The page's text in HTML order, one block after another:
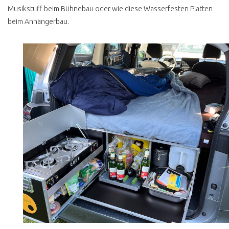
WER BILLIG KAUFT ..
WASSEREINBRUCH
INNENAUSBAU SELBST
GEMACHT
CAMPINGBOX TEST
VW BUS RESTAURATION
SANDSTRAHLEN
HOHLRAUMKONSERVIERUNG
VW BUS EISSTRAHLEN
Musikstuff beim Bühnebau oder wie diese Wasserfesten Platten
beim Anhängerbau.